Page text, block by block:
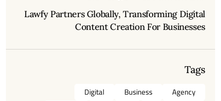
Lawfy Partners Globally, Transforming Digital
Content Creation For Businesses
Tags
Agency
Business
Digital